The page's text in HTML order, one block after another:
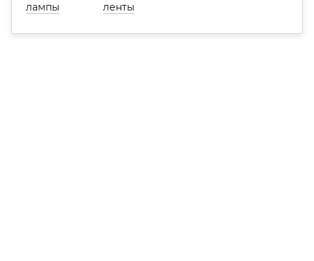
лампы
ленты